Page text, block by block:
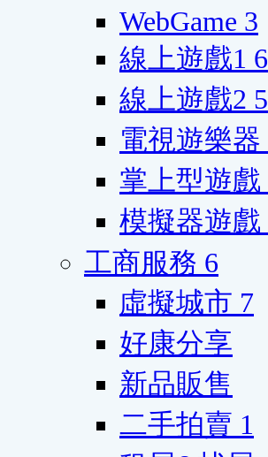
WebGame 3
線上遊戲1 6
線上遊戲2 5
電視遊樂器
掌上型遊戲
模擬器遊戲
工商服務 6
虛擬城市 7
好康分享
新品販售
二手拍賣 1